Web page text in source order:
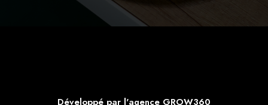
Développé par l'agence GROW360